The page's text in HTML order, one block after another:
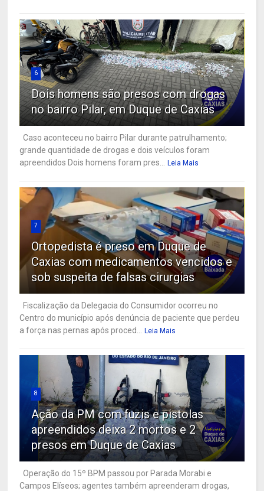
6
Dois homens são presos com drogas
no bairro Pilar, em Duque de Caxias
Caso aconteceu no bairro Pilar durante patrulhamento;
grande quantidade de drogas e dois veículos foram
apreendidos Dois homens foram pres...
Leia Mais
7
Ortopedista é preso em Duque de
Caxias com medicamentos vencidos e
sob suspeita de falsas cirurgias
Fiscalização da Delegacia do Consumidor ocorreu no
Centro do município após denúncia de paciente que perdeu
a força nas pernas após proced...
Leia Mais
8
Ação da PM com fuzis e pistolas
apreendidos deixa 2 mortos e 2
presos em Duque de Caxias
Operação do 15º BPM passou por Parada Morabi e
Campos Elíseos; agentes também apreenderam drogas,